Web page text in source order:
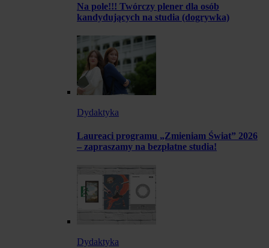
Na pole!!! Twórczy plener dla osób
kandydujących na studia (dogrywka)
Dydaktyka
Laureaci programu „Zmieniam Świat” 2026
– zapraszamy na bezpłatne studia!
Dydaktyka